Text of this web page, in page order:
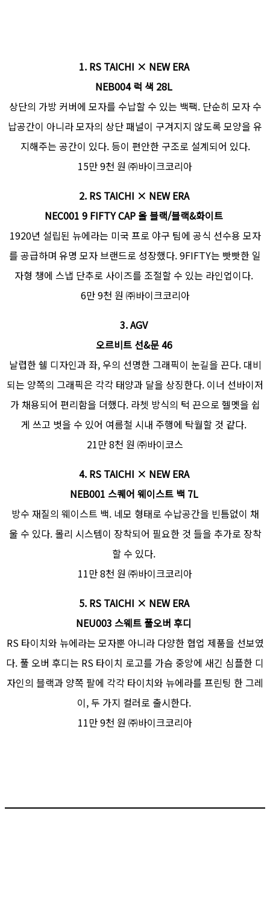
1. RS TAICHI × NEW ERA
NEB004 럭 색 28L
상단의 가방 커버에 모자를 수납할 수 있는 백팩. 단순히 모자 수
납공간이 아니라 모자의 상단 패널이 구겨지지 않도록 모양을 유
지해주는 공간이 있다. 등이 편안한 구조로 설계되어 있다.
15만 9천 원 ㈜바이크코리아
2. RS TAICHI × NEW ERA
NEC001 9 FIFTY CAP 올 블랙/블랙&화이트
1920년 설립된 뉴에라는 미국 프로 야구 팀에 공식 선수용 모자
를 공급하며 유명 모자 브랜드로 성장했다. 9FIFTY는 빳빳한 일
자형 챙에 스냅 단추로 사이즈를 조절할 수 있는 라인업이다.
6만 9천 원 ㈜바이크코리아
3.AGV
오르비트 선&문 46
날렵한 쉘 디자인과 좌, 우의 선명한 그래픽이 눈길을 끈다. 대비
되는 양쪽의 그래픽은 각각 태양과 달을 상징한다. 이너 선바이저
가 채용되어 편리함을 더했다. 라쳇 방식의 턱 끈으로 헬멧을 쉽
게 쓰고 벗을 수 있어 여름철 시내 주행에 탁월할 것 같다.
21만 8천 원 ㈜바이코스
4. RS TAICHI × NEW ERA
NEB001 스퀘어 웨이스트 백 7L
방수 재질의 웨이스트 백. 네모 형태로 수납공간을 빈틈없이 채
울 수 있다. 몰리 시스템이 장착되어 필요한 것 들을 추가로 장착
할 수 있다.
11만 8천 원 ㈜바이크코리아
5. RS TAICHI × NEW ERA
NEU003 스웨트 풀오버 후디
RS 타이치와 뉴에라는 모자뿐 아니라 다양한 협업 제품을 선보였
다. 풀 오버 후디는 RS 타이치 로고를 가슴 중앙에 새긴 심플한 디
자인의 블랙과 양쪽 팔에 각각 타이치와 뉴에라를 프린팅 한 그레
이, 두 가지 컬러로 출시한다.
11만 9천 원 ㈜바이크코리아